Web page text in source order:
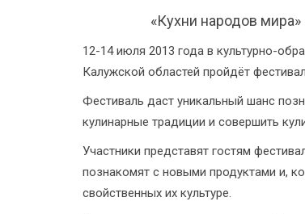
«Кухни народов
12-14 июля 2013 года в культурно-
Калужской областей пройдёт
Фестиваль даст уникальный шанс
кулинарные традиции и совершить
Участники представят гостям
познакомят с новыми продуктами и,
свойственных их культуре.